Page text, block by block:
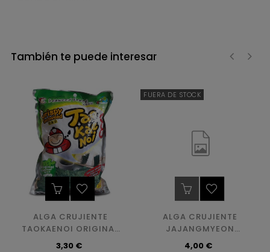
También te puede interesar
ALGA CRUJIENTE
TAOKAENOI ORIGINAL
32GR
Precio
3,30 €
FUERA DE STOCK
ALGA CRUJIENTE
JAJANGMYEON
TAOKAENOI 32GR
Precio
4,00 €